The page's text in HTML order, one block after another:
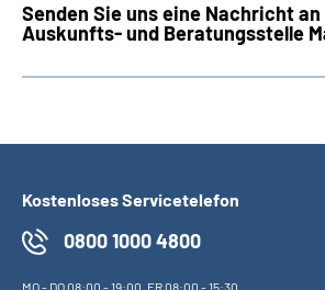
Senden Sie uns eine Nachricht
Auskunfts- und Beratungsstelle
Kostenloses Servicetelefon
0800 1000 4800
MO- DO08:00 - 19:00, FR08:00 - 15:30